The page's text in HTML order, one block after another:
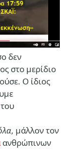
δεν
στο μερίδιο
Ο ίδιος
, μάλλον τον
ανθρώπινων